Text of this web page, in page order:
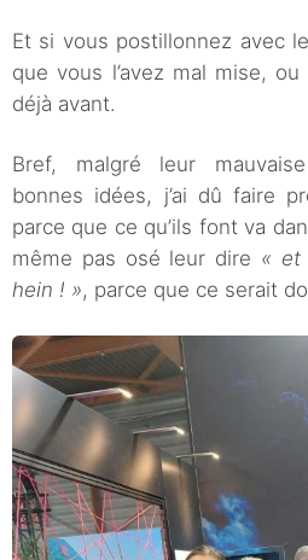
Et si vous postillonnez avec
que vous l’avez mal mise,
déjà avant.
Bref, malgré leur
bonnes idées, j’ai dû faire
parce que ce qu’ils font va
même pas osé leur dire « et
hein ! », parce que ce serait